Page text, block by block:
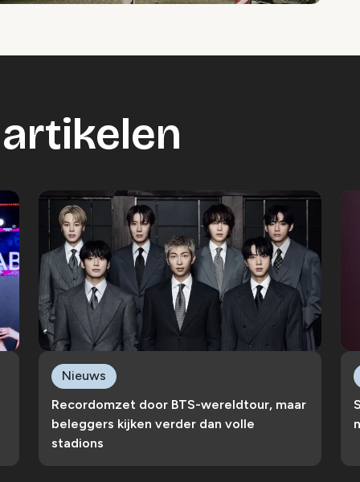
Recordomzet door BTS-wereldtour, maar
beleggers kijken verder dan volle
stadions
Nieuws